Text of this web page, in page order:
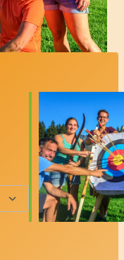
Outlook Live